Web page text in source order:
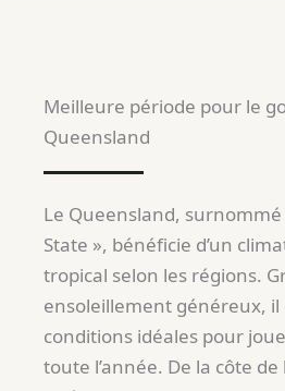
Meilleure période pour le
Queensland
Le Queensland, surnommé
State », bénéficie d’un
tropical selon les régions.
ensoleillement généreux, il
conditions idéales pour
toute l’année. De la côte